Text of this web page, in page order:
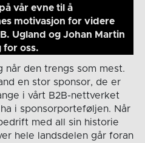
vår evne til å
motivasjon for videre
Ugland og Johan Martin
for oss.
når den trengs som mest.
en stor sponsor, de er
i vårt B2B-nettverket
i sponsorporteføljen. Når
med all sin historie
hele landsdelen går foran